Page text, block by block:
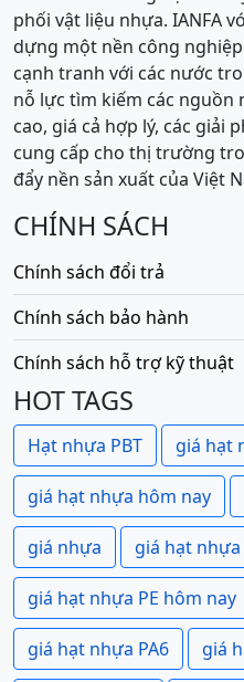
phối vật liệu nhựa. IANFA
dựng một nền công
cạnh tranh với các nước
nỗ lực tìm kiếm các nguồn
cao, giá cả hợp lý, các giải
cung cấp cho thị trường
đẩy nền sản xuất của Việt
CHÍNH SÁCH
Chính sách đổi trả
Chính sách bảo hành
Chính sách hỗ trợ kỹ thuật
HOT TAGS
Hạt nhựa PBT giá hạt
giá hạt nhựa hôm nay
giá nhựa giá hạt nhựa
giá hạt nhựa PE hôm nay
giá hạt nhựa PA6 giá